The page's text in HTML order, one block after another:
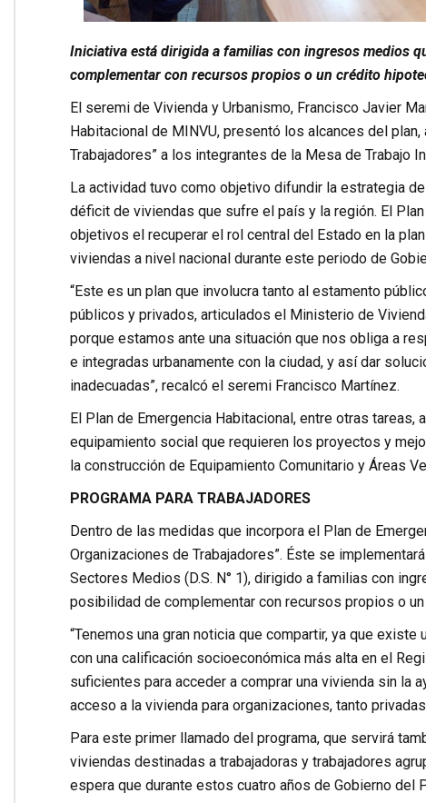
Iniciativa está dirigida a familias con ingresos medios
complementar con recursos propios o un crédito
El seremi de Vivienda y Urbanismo, Francisco Javier
Habitacional de MINVU, presentó los alcances del
Trabajadores” a los integrantes de la Mesa de Trabajo
La actividad tuvo como objetivo difundir la estrategia
déficit de viviendas que sufre el país y la región. El
objetivos el recuperar el rol central del Estado en la
viviendas a nivel nacional durante este periodo de
“Este es un plan que involucra tanto al estamento
públicos y privados, articulados el Ministerio de
porque estamos ante una situación que nos obliga a
e integradas urbanamente con la ciudad, y así dar
inadecuadas”, recalcó el seremi Francisco Martínez.
El Plan de Emergencia Habitacional, entre otras
equipamiento social que requieren los proyectos y
la construcción de Equipamiento Comunitario y Áreas
PROGRAMA PARA TRABAJADORES
Dentro de las medidas que incorpora el Plan de
Organizaciones de Trabajadores”. Éste se
Sectores Medios (D.S. N° 1), dirigido a familias con
posibilidad de complementar con recursos propios o
“Tenemos una gran noticia que compartir, ya que
con una calificación socioeconómica más alta en el
suficientes para acceder a comprar una vivienda sin la
acceso a la vivienda para organizaciones, tanto
Para este primer llamado del programa, que servirá
viviendas destinadas a trabajadoras y trabajadores
espera que durante estos cuatro años de Gobierno